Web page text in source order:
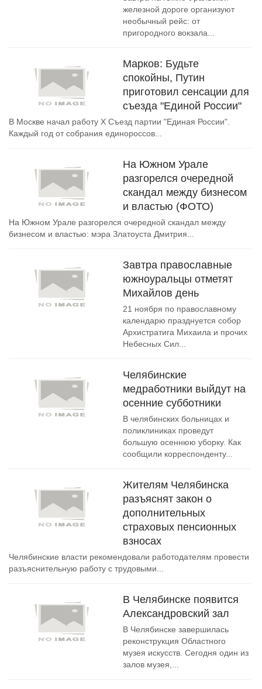
железной дороге организуют
необычный рейс: от
пригородного вокзала...
Марков: Будьте
cпокойны, Путин
приготовил сенсации для
съезда "Единой России"
В Москве начал работу Х Съезд партии "Единая России".
Каждый год от собрания единороссов...
На Южном Урале
разгорелся очередной
скандал между бизнесом
и властью (ФОТО)
На Южном Урале разгорелся очередной скандал между
бизнесом и властью: мэра Златоуста Дмитрия...
Завтра православные
южноуральцы отметят
Михайлов день
21 ноября по православному
календарю празднуется собор
Архистратига Михаила и прочих
Небесных Сил...
Челябинские
медработники выйдут на
осенние субботники
В челябинских больницах и
поликлиниках проведут
большую осеннюю уборку. Как
сообщили корреспонденту...
Жителям Челябинска
разъяснят закон о
дополнительных
страховых пенсионных
взносах
Челябинские власти рекомендовали работодателям провести
разъяснительную работу с трудовыми...
В Челябинске появится
Александровский зал
В Челябинске завершилась
реконструкция Областного
музея искусств. Сегодня один из
залов музея,...